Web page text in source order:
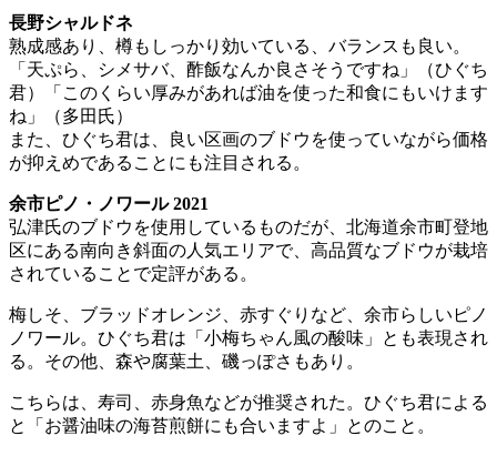
長野シャルドネ
熟成感あり、樽もしっかり効いている、バランスも良い。
「天ぷら、シメサバ、酢飯なんか良さそうですね」（ひぐち
君）「このくらい厚みがあれば油を使った和食にもいけます
ね」（多田氏）
また、ひぐち君は、良い区画のブドウを使っていながら価格
が抑えめであることにも注目される。
余市ピノ・ノワール 2021
弘津氏のブドウを使用しているものだが、北海道余市町登地
区にある南向き斜面の人気エリアで、高品質なブドウが栽培
されていることで定評がある。
梅しそ、ブラッドオレンジ、赤すぐりなど、余市らしいピノ
ノワール。ひぐち君は「小梅ちゃん風の酸味」とも表現され
る。その他、森や腐葉土、磯っぽさもあり。
こちらは、寿司、赤身魚などが推奨された。ひぐち君による
と「お醤油味の海苔煎餅にも合いますよ」とのこと。